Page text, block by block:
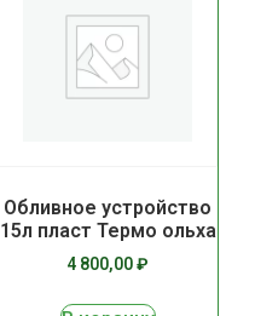
Обливное устройство
15л пласт Термо ольха
4 800,00₽